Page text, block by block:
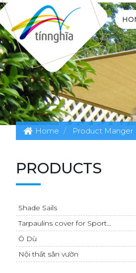
Home Product Manger
PRODUCTS
Shade Sails
Tarpaulins cover for Sport...
Ô Dù
Nội thất sân vườn